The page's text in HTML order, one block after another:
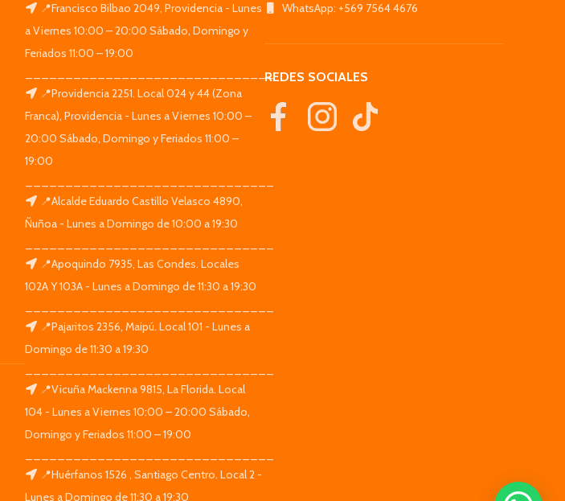
📍Francisco Bilbao 2049, Providencia - Lunes
a Viernes 10:00 – 20:00 Sábado, Domingo y
Feriados 11:00 – 19:00
_______________________________
📍Providencia 2251. Local 024 y 44 (Zona
Franca), Providencia - Lunes a Viernes 10:00 –
20:00 Sábado, Domingo y Feriados 11:00 –
19:00
📍Alcalde Eduardo Castillo Velasco 4890,
Ñuñoa - Lunes a Domingo de 10:00 a 19:30
📍Apoquindo 7935, Las Condes. Locales
102A Y 103A - Lunes a Domingo de 11:30 a 19:30
📍Pajaritos 2356, Maipú. Local 101 - Lunes a
Domingo de 11:30 a 19:30
📍Vicuña Mackenna 9815, La Florida. Local
104 - Lunes a Viernes 10:00 – 20:00 Sábado,
Domingo y Feriados 11:00 – 19:00
📍Huérfanos 1526 , Santiago Centro. Local 2 -
Lunes a Domingo de 11:30 a 19:30
WhatsApp: +569 7564 4676
REDES SOCIALES